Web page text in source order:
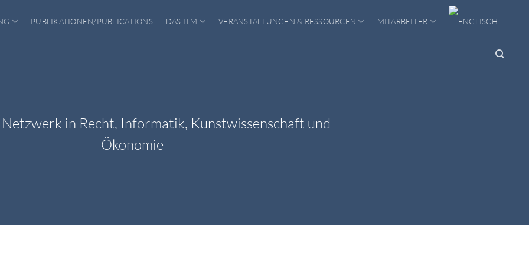
PUBLIKATIONEN/PUBLICATIONS DAS ITM VERANSTALTUNGEN & RESSOURCEN MITARBEITER
in Recht, Informatik, Kunstwissenschaft und
Ökonomie